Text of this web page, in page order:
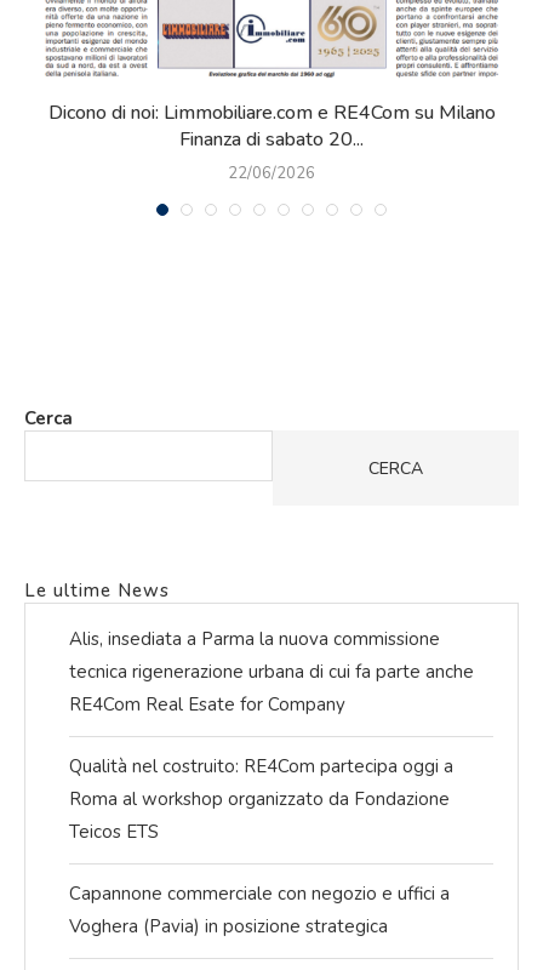
Il panorama del mercato immobiliare nel prossimo
futuro. La nostra intervista su...
22/06/2022
Cerca
CERCA
Le ultime News
Alis, insediata a Parma la nuova commissione
tecnica rigenerazione urbana di cui fa parte anche
RE4Com Real Esate for Company
Qualità nel costruito: RE4Com partecipa oggi a
Roma al workshop organizzato da Fondazione
Teicos ETS
Capannone commerciale con negozio e uffici a
Voghera (Pavia) in posizione strategica